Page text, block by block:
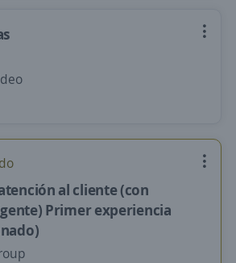
al cliente (con
Primer experiencia